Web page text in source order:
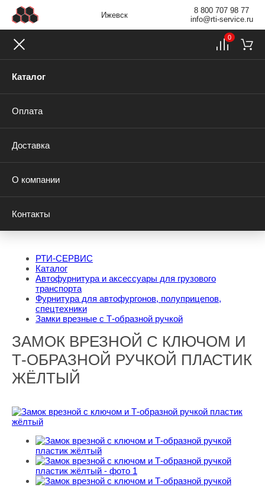
Ижевск
8 800 707 98 77
info@rti-service.ru
Каталог
Оплата
Доставка
О компании
Контакты
0
РТИ-СЕРВИС
Каталог
Автофурнитура и аксессуары для грузового
транспорта
Фурнитура для автофургонов, полуприцепов,
спецтехники
Замки врезные с Т-образной ручкой
ЗАМОК ВРЕЗНОЙ С КЛЮЧОМ И
Т-ОБРАЗНОЙ РУЧКОЙ ПЛАСТИК
ЖЁЛТЫЙ